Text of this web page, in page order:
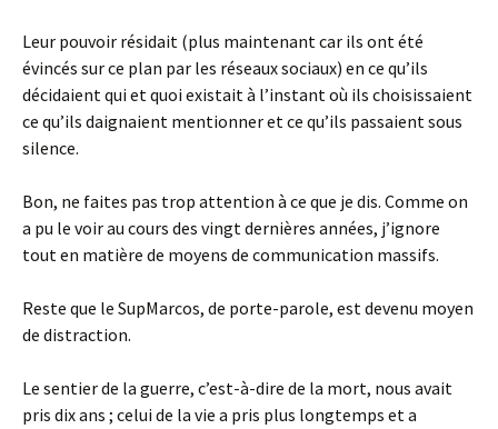
Leur pouvoir résidait (plus maintenant car ils ont été
évincés sur ce plan par les réseaux sociaux) en ce qu’ils
décidaient qui et quoi existait à l’instant où ils choisissaient
ce qu’ils daignaient mentionner et ce qu’ils passaient sous
silence.
Bon, ne faites pas trop attention à ce que je dis. Comme on
a pu le voir au cours des vingt dernières années, j’ignore
tout en matière de moyens de communication massifs.
Reste que le SupMarcos, de porte-parole, est devenu moyen
de distraction.
Le sentier de la guerre, c’est-à-dire de la mort, nous avait
pris dix ans ; celui de la vie a pris plus longtemps et a